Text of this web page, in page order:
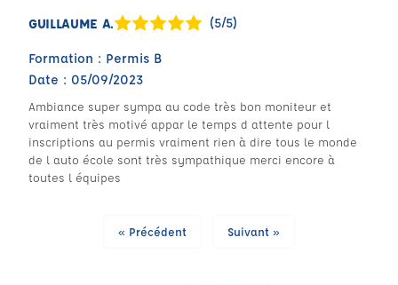
GUILLAUME A. (5/5)
Formation : Permis B
Date : 05/09/2023
Ambiance super sympa au code très bon moniteur et
vraiment très motivé appar le temps d attente pour l
inscriptions au permis vraiment rien à dire tous le monde
de l auto école sont très sympathique merci encore à
toutes l équipes
« Précédent Suivant »